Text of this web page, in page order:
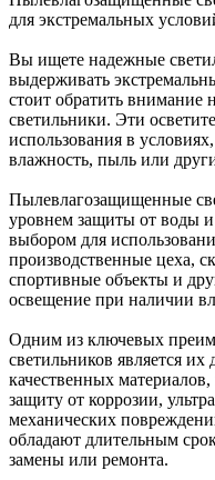
для экстремальных
Вы ищете надежные
выдерживать
стоит обратить
светильники. Эти
использования в
влажность, пыль или
Пылевлагозащищенные
уровнем защиты от воды
выбором для
производственные цеха,
спортивные объекты и
освещение при наличии
Одним из ключевых
светильников является
качественных
защиту от коррозии,
механических
обладают длительным
замены или ремонта.